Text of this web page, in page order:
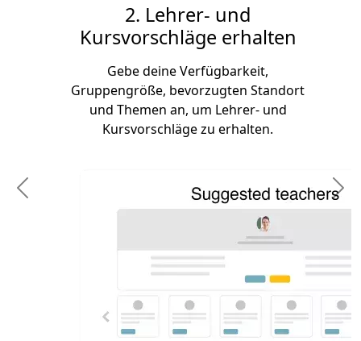
2. Lehrer- und
Kursvorschläge erhalten
Gebe deine Verfügbarkeit,
Gruppengröße, bevorzugten Standort
und Themen an, um Lehrer- und
Kursvorschläge zu erhalten.
Previous